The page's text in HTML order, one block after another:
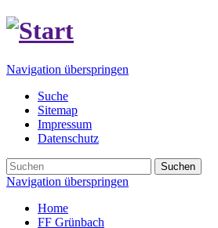
Navigation überspringen
Suche
Sitemap
Impressum
Datenschutz
Suchen
Navigation überspringen
Home
FF Grünbach